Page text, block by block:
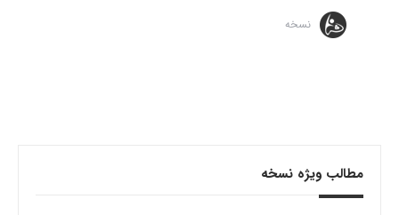
نسخه
مطالب ویژه نسخه